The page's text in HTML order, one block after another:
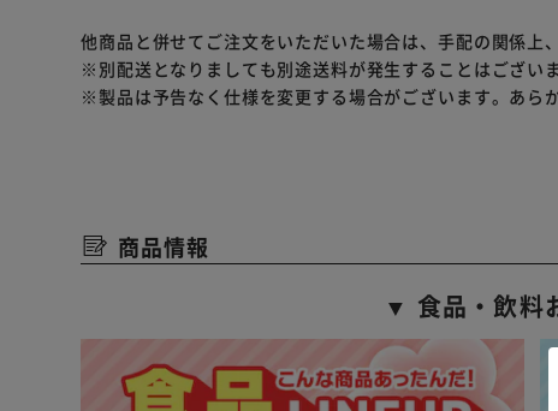
他商品と併せてご注文をいただいた場合は、手配の関係上
※別配送となりましても別途送料が発生することはございま
※製品は予告なく仕様を変更する場合がございます。あら
商品情報
▼ 食品・飲料